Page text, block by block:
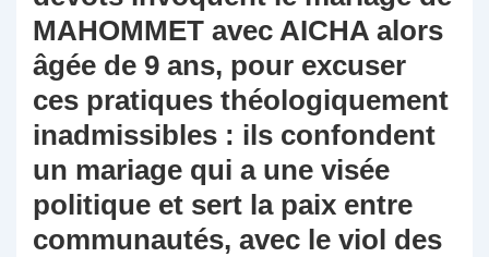
MAHOMMET avec AICHA alors
âgée de 9 ans, pour excuser
ces pratiques théologiquement
inadmissibles : ils confondent
un mariage qui a une visée
politique et sert la paix entre
communautés, avec le viol des